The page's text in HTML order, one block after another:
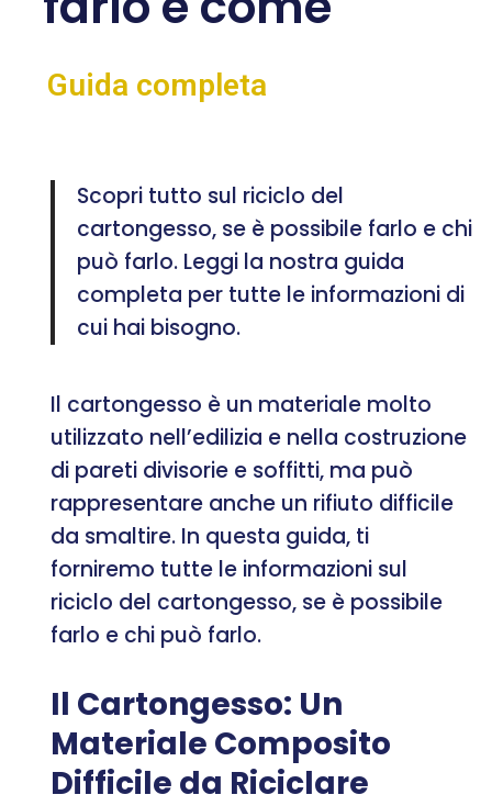
Guida completa
Scopri tutto sul riciclo del
cartongesso, se è possibile farlo e chi
può farlo. Leggi la nostra guida
completa per tutte le informazioni di
cui hai bisogno.
Il cartongesso è un materiale molto
utilizzato nell’edilizia e nella costruzione
di pareti divisorie e soffitti, ma può
rappresentare anche un rifiuto difficile
da smaltire. In questa guida, ti
forniremo tutte le informazioni sul
riciclo del cartongesso, se è possibile
farlo e chi può farlo.
Il Cartongesso: Un
Materiale Composito
Difficile da Riciclare